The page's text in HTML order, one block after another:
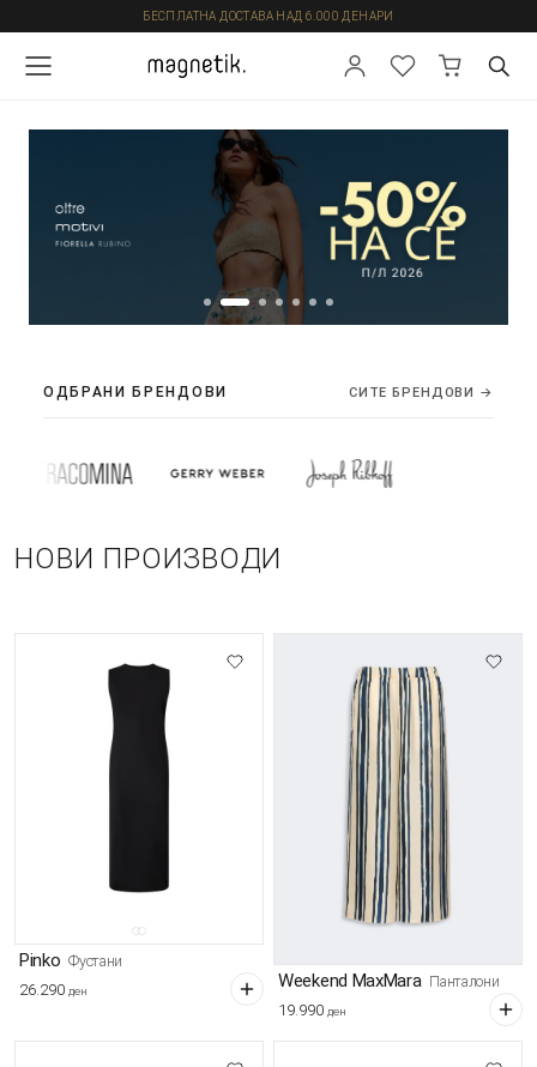
БЕСПЛАТНА ДОСТАВА НАД 6.000 ДЕНАРИ
ОДБРАНИ БРЕНДОВИ СИТЕ БРЕНДОВИ →
НОВИ ПРОИЗВОДИ
Pinko Фустани
26.290 ден Weekend MaxMara Панталони
19.990 ден